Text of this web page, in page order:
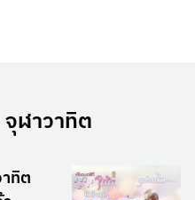
ฬาวาทิต
ทิต